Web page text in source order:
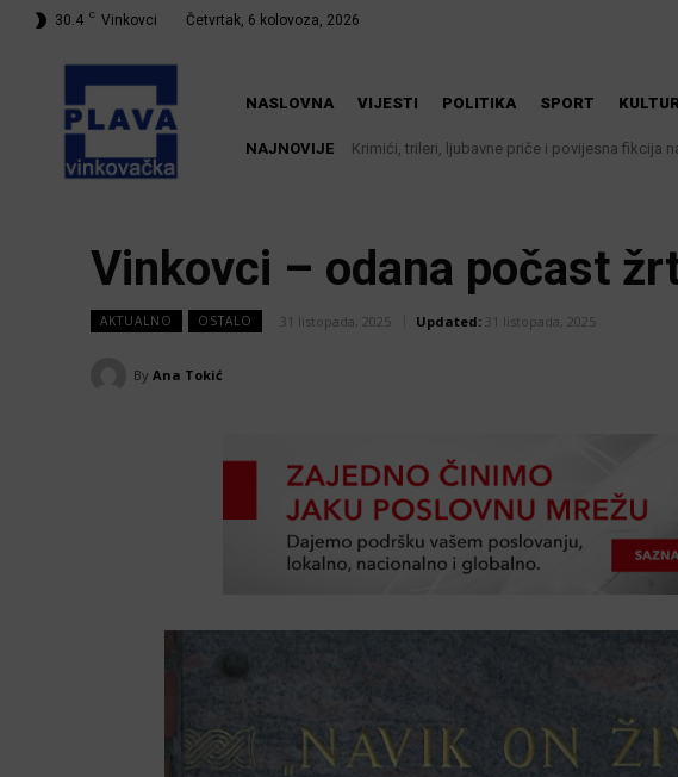
30.4 C Vinkovci Četvrtak, 6 kolovoza, 2026
NASLOVNA VIJESTI POLITIKA SPORT
NAJNOVIJEKrimići, trileri, ljubavne priče i povijesna fikcija
Iz Vinkovačkog vodovoda i kanalizacije
Vinkovci – odana počast
AKTUALNO OSTALO 31 listopada, 2025 Updated: 31 listopada, 2025
By Ana Tokić